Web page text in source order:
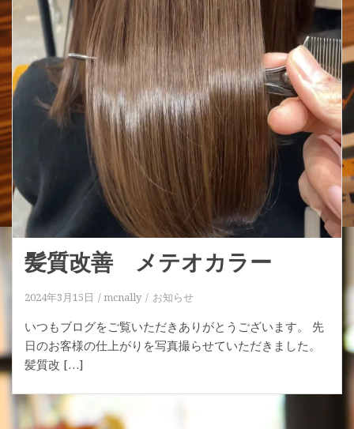
髪質改善 メテオカラー
2024年3月15日 mcnally お知らせ
いつもブログをご覧いただきありがとうございます。 先
日のお客様の仕上がりを写真撮らせていただきました。
髪質改 […]